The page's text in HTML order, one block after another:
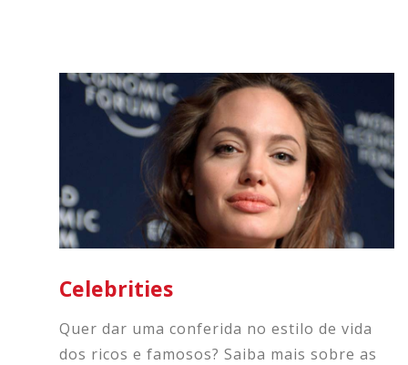
Celebrities
Quer dar uma conferida no estilo de vida
dos ricos e famosos? Saiba mais sobre as